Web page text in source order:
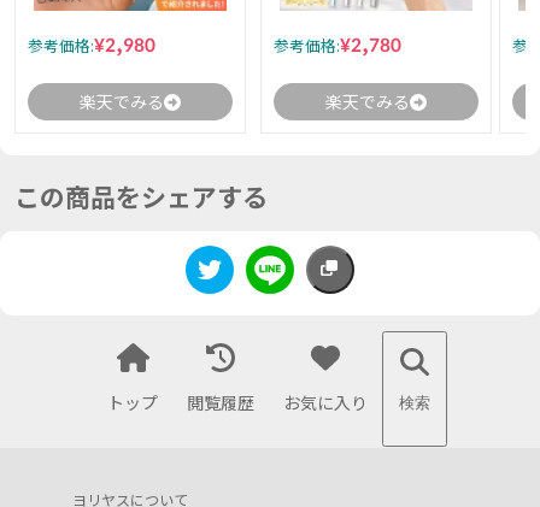
参考価格:¥2,980
楽天でみる
参考価格:¥2,780
楽天でみる
参
この商品をシェアする
トップ 閲覧履歴 お気に入り 検索
ヨリヤスについて